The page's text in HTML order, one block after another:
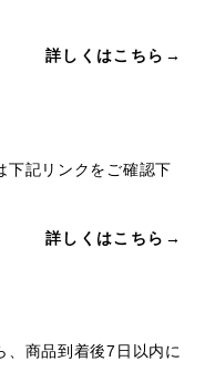
詳しくはこちら→
下記リンクをご確認下
詳しくはこちら→
、商品到着後7日以内に